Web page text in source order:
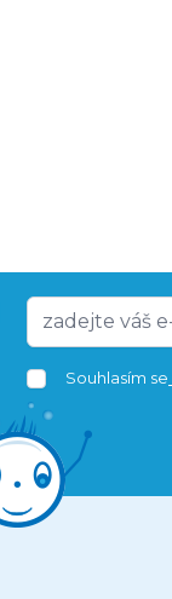
Souhlasím se